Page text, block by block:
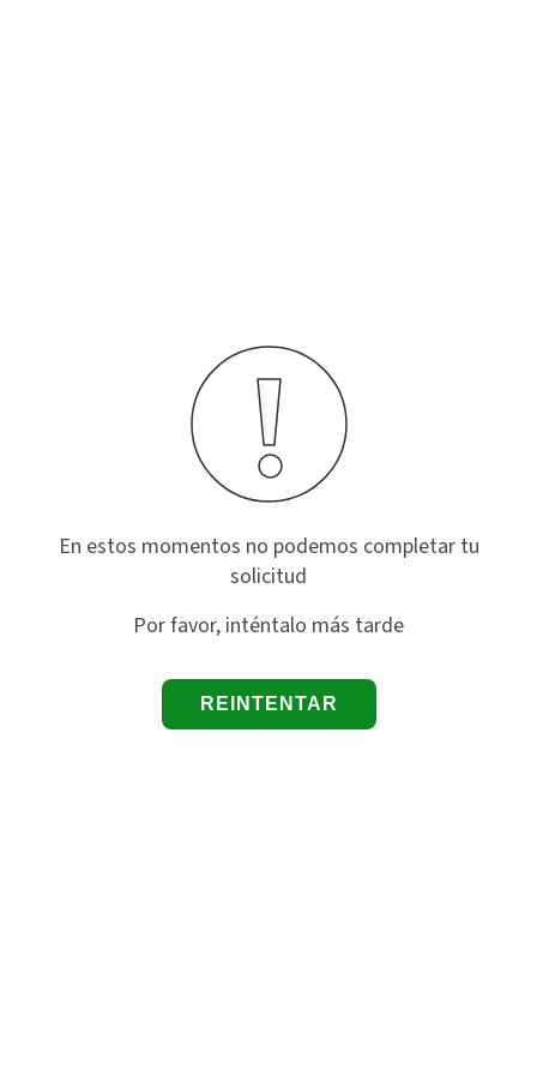
En estos momentos no podemos completar tu
solicitud
Por favor, inténtalo más tarde
REINTENTAR